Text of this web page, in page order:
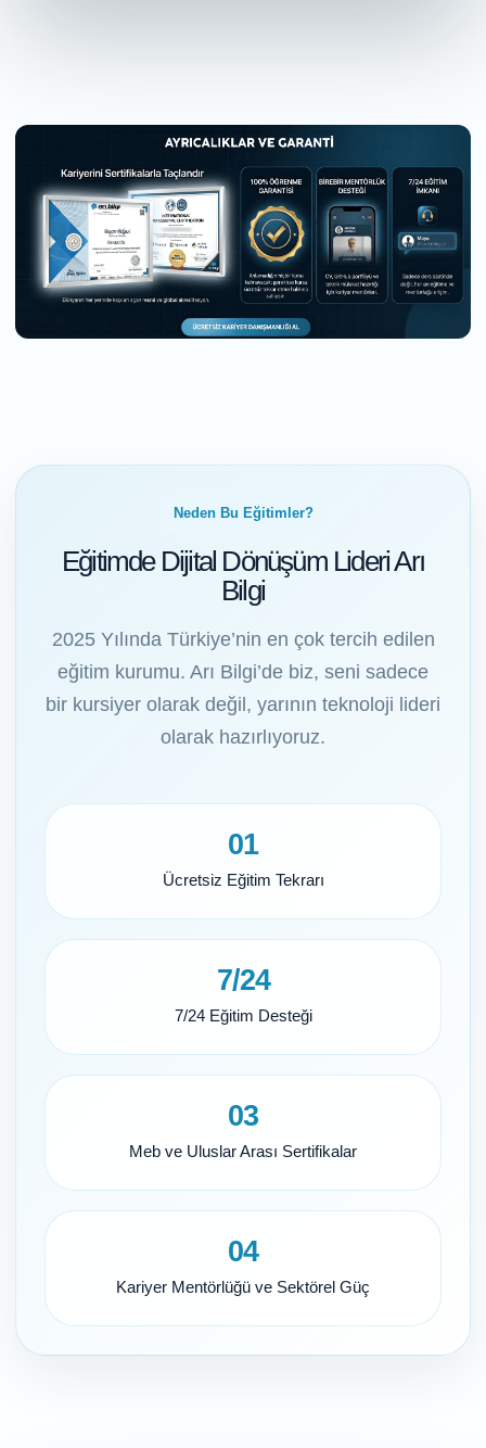
Neden Bu Eğitimler?
Eğitimde Dijital Dönüşüm Lideri Arı
Bilgi
2025 Yılında Türkiye’nin en çok tercih edilen
eğitim kurumu. Arı Bilgi’de biz, seni sadece
bir kursiyer olarak değil, yarının teknoloji lideri
olarak hazırlıyoruz.
01
Ücretsiz Eğitim Tekrarı
7/24
7/24 Eğitim Desteği
03
Meb ve Uluslar Arası Sertifikalar
04
Kariyer Mentörlüğü ve Sektörel Güç